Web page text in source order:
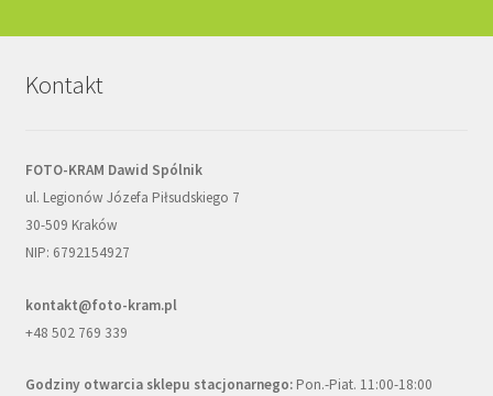
Kontakt
FOTO-KRAM Dawid Spólnik
ul. Legionów Józefa Piłsudskiego 7
30-509 Kraków
NIP: 6792154927
kontakt@foto-kram.pl
+48 502 769 339
Godziny otwarcia sklepu stacjonarnego:Pon.-Piat. 11:00-18:00